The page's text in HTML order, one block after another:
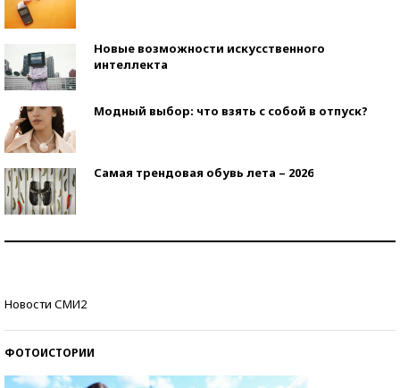
Новые возможности искусственного
интеллекта
Модный выбор: что взять с собой в отпуск?
Самая трендовая обувь лета – 2026
Новости СМИ2
ФОТОИСТОРИИ